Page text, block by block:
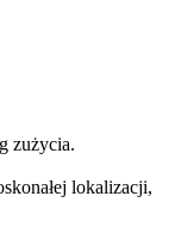
zużycia.
lokalizacji,